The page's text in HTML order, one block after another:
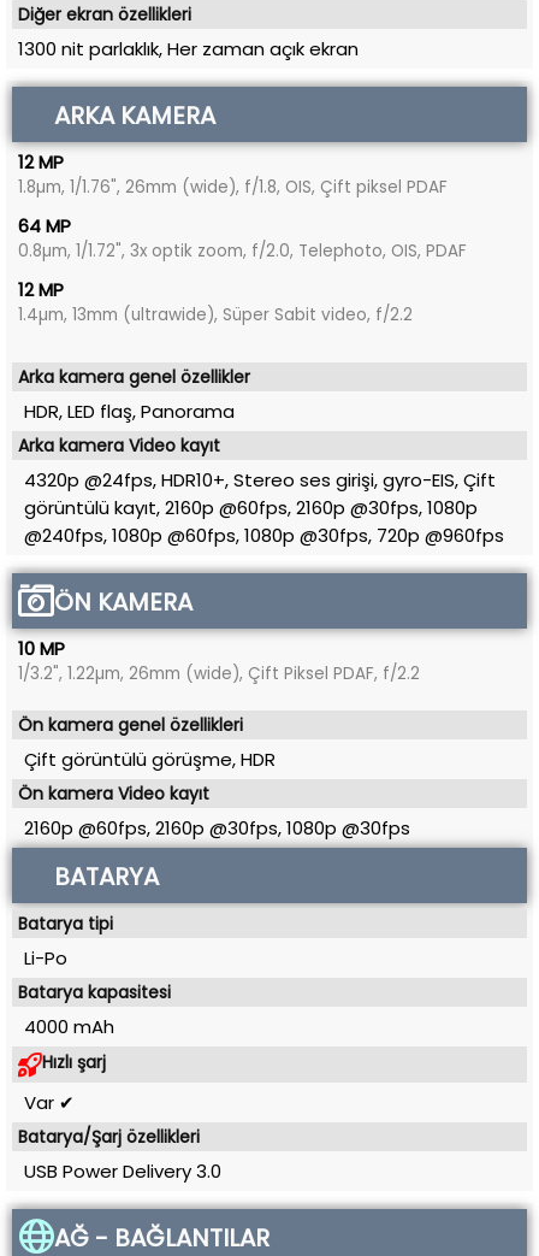
Diğer ekran özellikleri
1300 nit parlaklık, Her zaman açık ekran
ARKA KAMERA
12 MP
1.8µm, 1/1.76", 26mm (wide), f/1.8, OIS, Çift piksel PDAF
64 MP
0.8µm, 1/1.72", 3x optik zoom, f/2.0, Telephoto, OIS, PDAF
12 MP
1.4µm, 13mm (ultrawide), Süper Sabit video, f/2.2
Arka kamera genel özellikler
HDR, LED flaş, Panorama
Arka kamera Video kayıt
4320p @24fps, HDR10+, Stereo ses girişi, gyro-EIS, Çift
görüntülü kayıt, 2160p @60fps, 2160p @30fps, 1080p
@240fps, 1080p @60fps, 1080p @30fps, 720p @960fps
ÖN KAMERA
10 MP
1/3.2", 1.22µm, 26mm (wide), Çift Piksel PDAF, f/2.2
Ön kamera genel özellikleri
Çift görüntülü görüşme, HDR
Ön kamera Video kayıt
2160p @60fps, 2160p @30fps, 1080p @30fps
BATARYA
Batarya tipi
Li-Po
Batarya kapasitesi
4000 mAh
Hızlı şarj
Var ✔
Batarya/Şarj özellikleri
USB Power Delivery 3.0
AĞ - BAĞLANTILAR